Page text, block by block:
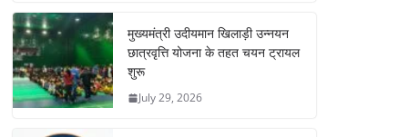
मुख्यमंत्री उदीयमान खिलाड़ी उन्नयन
छात्रवृत्ति योजना के तहत चयन ट्रायल
शुरू
July 29, 2026